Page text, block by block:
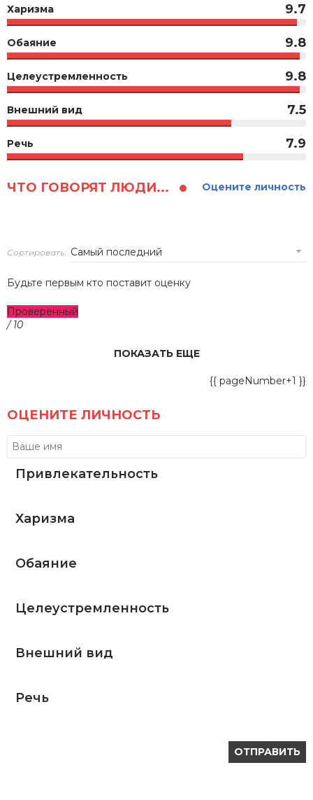
Харизма 9.7
Обаяние 9.8
Целеустремленность 9.8
Внешний вид 7.5
Речь 7.9
ЧТО ГОВОРЯТ ЛЮДИ... Оцените личность
Сортировать:
Будьте первым кто поставит оценку
Проверенный
/ 10
ПОКАЗАТЬ ЕЩЕ
{{ pageNumber+1 }}
ОЦЕНИТЕ ЛИЧНОСТЬ
Привлекательность
Харизма
Обаяние
Целеустремленность
Внешний вид
Речь